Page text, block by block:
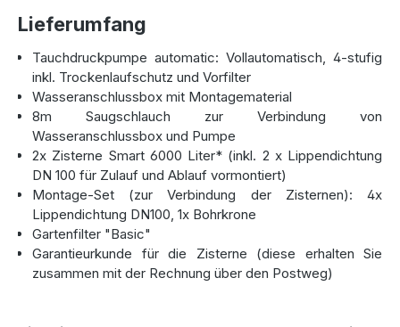
Mit Abmessungen von jeweils 2290 mm Höhe, 2050 mm
Breite und 2370 mm Länge sowie einem Gewicht von 201
kg pro Tank, lässt sich die Zisterne unkompliziert
unterirdisch installieren. Die monolithische Konstruktion
ohne Schweißnähte sorgt für absolute Dichtheit und
Stabilität – auch bei schwierigen Bodenverhältnissen. Dank
der vormontierten DN100-Anschlüsse für Zulauf, Überlauf
und Technikleitung ist die Installation einfach und schnell
umsetzbar.
Perfekt abgestimmtes Zubehör für
Ihre Regenwasseranlage
Lieferumfang
Tauchdruckpumpe automatic: Vollautomatisch, 4-stufig
inkl. Trockenlaufschutz und Vorfilter
Wasseranschlussbox mit Montagematerial
8m Saugschlauch zur Verbindung von
Wasseranschlussbox und Pumpe
2x Zisterne Smart 6000 Liter* (inkl. 2 x Lippendichtung
DN 100 für Zulauf und Ablauf vormontiert)
Montage-Set (zur Verbindung der Zisternen): 4x
Lippendichtung DN100, 1x Bohrkrone
Gartenfilter "Basic"
Garantieurkunde für die Zisterne (diese erhalten Sie
zusammen mit der Rechnung über den Postweg)